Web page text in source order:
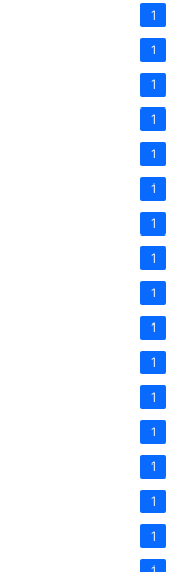
1
1
1
1
1
1
1
1
1
1
1
1
1
1
1
1